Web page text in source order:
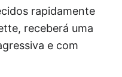
rapidamente
receberá uma
e com